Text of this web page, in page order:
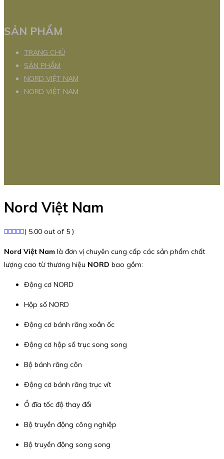
SẢN PHẨM
TRANG CHỦ
SẢN PHẨM
NORD VIỆT NAM
NORD VIỆT NAM
Nord Việt Nam
( 5.00 out of 5 )
Nord Việt Nam là đơn vị chuyên cung cấp các sản phẩm chất
lượng cao từ thương hiệu NORD bao gồm:
Động cơ NORD
Hộp số NORD
Động cơ bánh răng xoắn ốc
Động cơ hộp số trục song song
Bộ bánh răng côn
Động cơ bánh răng trục vít
Ổ đĩa tốc độ thay đổi
Bộ truyền động công nghiệp
Bộ truyền động song song